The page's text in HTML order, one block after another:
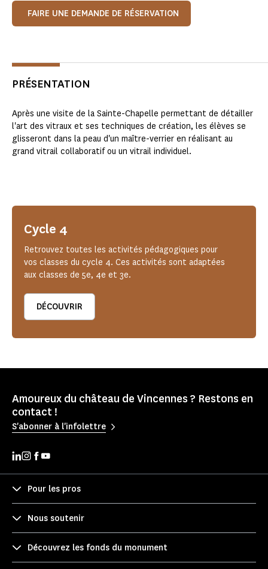
FAIRE UNE DEMANDE DE RÉSERVATION
PRÉSENTATION
Après une visite de la Sainte-Chapelle permettant de détailler
l'art des vitraux et ses techniques de création, les élèves se
glisseront dans la peau d'un maître-verrier en réalisant au
grand vitrail collaboratif ou un vitrail individuel.
Cycle 4
Retrouvez toutes les activités pédagogiques pour
vos classes du cycle 4. Ces activités sont adaptées
aux classes de 5e, 4e et 3e.
DÉCOUVRIR
Amoureux du château de Vincennes ? Restons en
contact !
S'abonner à l'infolettre
Pour les pros
Nous soutenir
Découvrez les fonds du monument